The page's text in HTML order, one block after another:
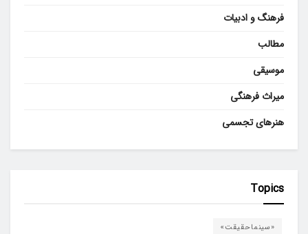
فرهنگ و ادبیات
مطالب
موسیقی
میراث فرهنگی
هنرهای تجسمی
Topics
«سینماحقیقت»